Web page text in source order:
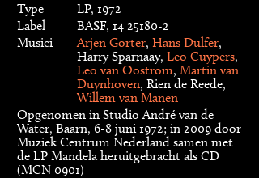
Type
LP, 1972
Label
BASF, 14 25180-2
Musici
Arjen Gorter, Hans Dulfer,
Harry Sparnaay, Leo Cuypers,
Leo van Oostrom, Martin van
Duynhoven, Rien de Reede,
Willem van Manen
Opgenomen in Studio André van de
Water, Baarn, 6-8 juni 1972; in 2009 door
Muziek Centrum Nederland samen met
de LP Mandela heruitgebracht als CD
(MCN 0901)